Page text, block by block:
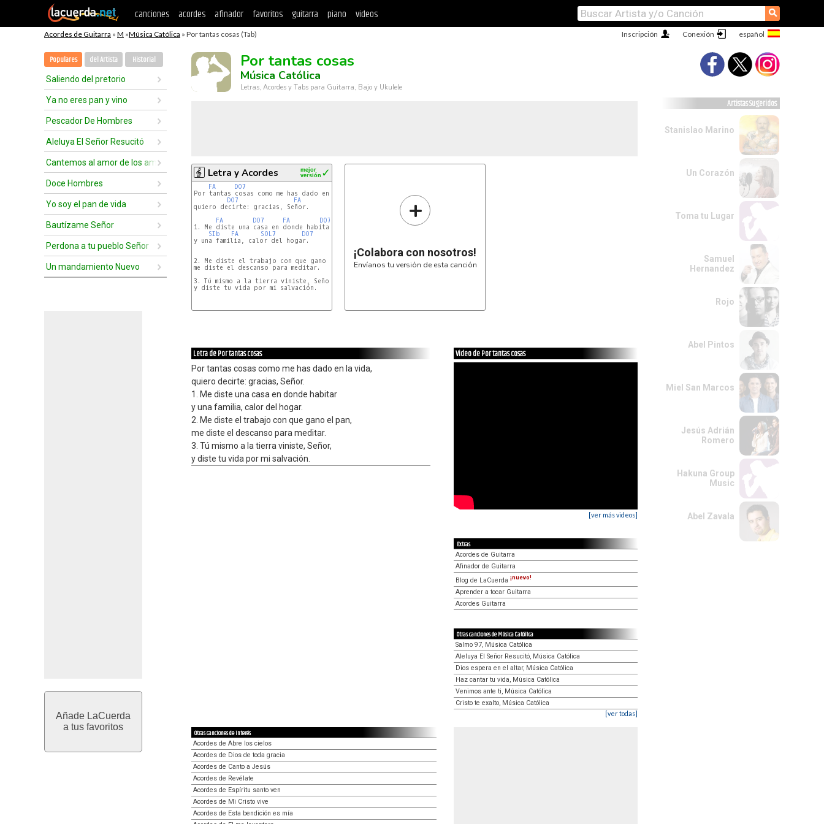
canciones acordes afinador favoritos guitarra piano videos ⚲
Acordes de Guitarra » M »Música Católica » Por tantas cosas (Tab) Conexión
Inscripción
Populares del Artista Historial
Saliendo del pretorio
Ya no eres pan y vino
Pescador De Hombres
Aleluya El Señor Resucitó
Cantemos al amor de los amores
Doce Hombres
Yo soy el pan de vida
Bautízame Señor
Perdona a tu pueblo Señor
Un mandamiento Nuevo
Añade LaCuerda
a tus favoritos
Por tantas cosas
Música Católica
Letras, Acordes y Tabs para Guitarra, Bajo y Ukulele
Letra y Acordes ✓
mejor
versión
FA DO7
Por tantas cosas como me has dado en la vida,
DO7
FA
quiero decirte: gracias, Señor.
FA
DO7 FA
DO7
1. Me diste una casa en donde habitar
SIb
FA SOL7
DO7
y una familia, calor del hogar.
2. Me diste el trabajo con que gano el pan,
me diste el descanso para meditar.
3. Tú mismo a la tierra viniste, Señor,
y diste tu vida por mi salvación.
+
¡Colabora con nosotros!
Envíanos tu versión de esta canción
Letra de Por tantas cosas
Por tantas cosas como me has dado en la vida,
quiero decirte: gracias, Señor.
1. Me diste una casa en donde habitar
y una familia, calor del hogar.
2. Me diste el trabajo con que gano el pan,
me diste el descanso para meditar.
3. Tú mismo a la tierra viniste, Señor,
y diste tu vida por mi salvación.
Video de Por tantas cosas
[ver más videos]
Extras
Acordes de Guitarra
Afinador de Guitarra
Blog de LaCuerda ¡nuevo!
Aprender a tocar Guitarra
Acordes Guitarra
Otras canciones de Música Católica
Salmo 97, Música Católica
Aleluya El Señor Resucitó, Música Católica
Dios espera en el altar, Música Católica
Haz cantar tu vida, Música Católica
Venimos ante ti, Música Católica
Cristo te exalto, Música Católica
[ver todas]
Otras canciones de interés
Acordes de Abre los cielos
Acordes de Dios de toda gracia
Acordes de Canto a Jesús
Acordes de Revélate
Acordes de Espíritu santo ven
Acordes de Mi Cristo vive
Acordes de Esta bendición es mía
Artistas Sugeridos
Stanislao Marino
Un Corazón
Toma tu Lugar
Samuel
Hernandez
Rojo
Abel Pintos
Miel San Marcos
Jesús Adrián
Romero
Hakuna Group
Music
Abel Zavala